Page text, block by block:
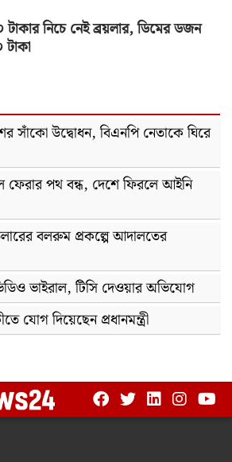
নিচে নেই ব্রয়লার, ডিমের ডজন
সাঁকো উদ্বোধন, বিএনপি নেতাকে ঘিরে
ফেরার পথ বন্ধ, দেশে ফিরলে আইনি
বলরুম প্রকল্পে আদালতের
ভাইরাল, টিসি দেওয়ার অভিযোগ
যোগ দিয়েছেন প্রধানমন্ত্রী